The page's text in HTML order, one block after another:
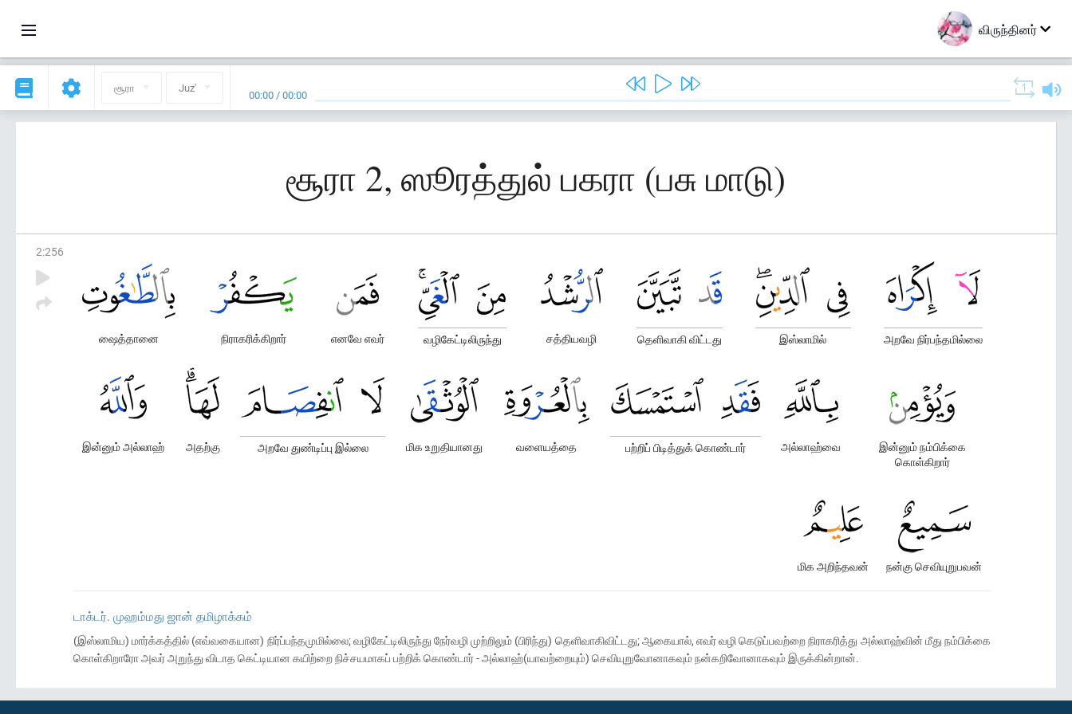
விருந்தினர்
சூரா Juz' 00:00 /00:00
சூரா 2, ஸூரத்துல் பகரா (பசு மாடு)
2:256
அறவே நிர்பந்தமில்லை
இஸ்லாமில்
தெளிவாகி விட்டது
சத்தியவழி
வழிகேட்டிலிருந்து
எனவே எவர்
நிராகரிக்கிறார்
ஷைத்தானை
இன்னும் நம்பிக்கை
கொள்கிறார்
அல்லாஹ்வை
பற்றிப் பிடித்துக் கொண்டார்
வளையத்தை
மிக உறுதியானது
அறவே துண்டிப்பு இல்லை
அதற்கு
இன்னும் அல்லாஹ்
நன்கு செவியுறுபவன்
மிக அறிந்தவன்
டாக்டர். முஹம்மது ஜான் தமிழாக்கம்
(இஸ்லாமிய) மார்க்கத்தில் (எவ்வகையான) நிர்ப்பந்தமுமில்லை; வழிகேட்டிலிருந்து நேர்வழி முற்றிலும் (பிரிந்து) தெளிவாகிவிட்டது; ஆகையால், எவர் வழி கெடுப்பவற்றை நிராகரித்து அல்லாஹ்வின் மீது நம்பிக்கை
கொள்கிறாரோ அவர் அறுந்து விடாத கெட்டியான கயிற்றை நிச்சயமாகப் பற்றிக் கொண்டார் - அல்லாஹ்(யாவற்றையும்) செவியுறுவோனாகவும் நன்கறிவோனாகவும் இருக்கின்றான்.